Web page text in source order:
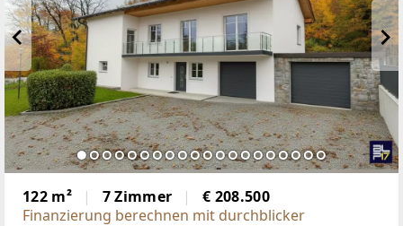
122 m² 7 Zimmer
€ 208.500
Finanzierung berechnen mit durchblicker